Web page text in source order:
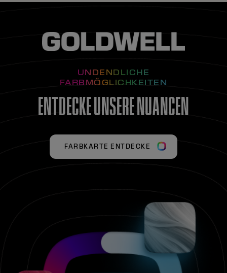
UNDENDLICHE
FARBMÖGLICHKEITEN
ENTDECKE UNSERE NUANCEN
FARBKARTE ENTDECKE